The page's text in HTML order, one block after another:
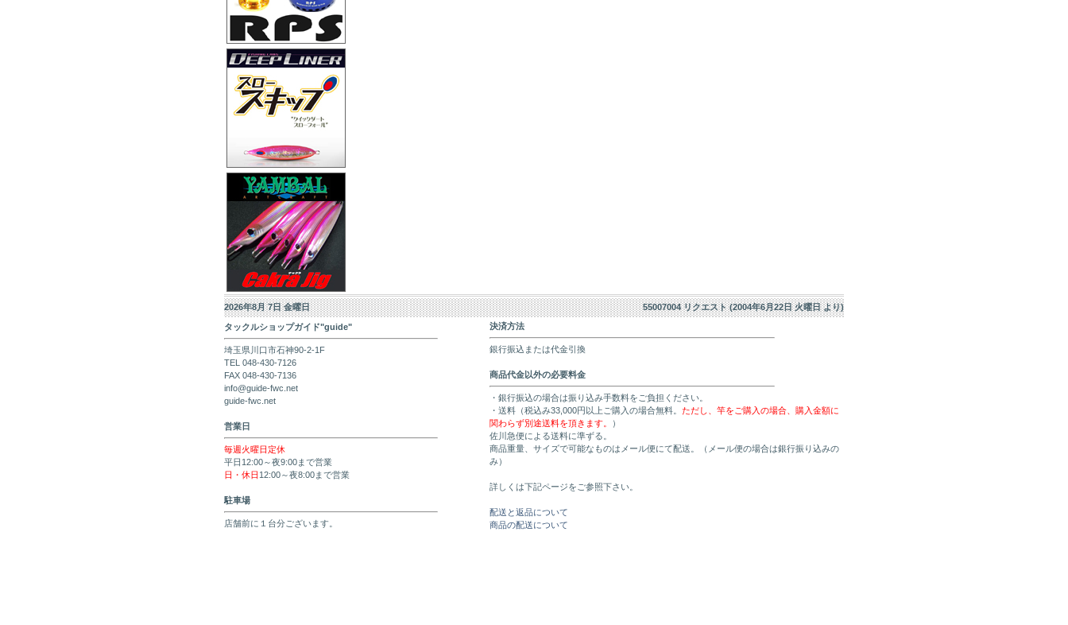
2026年8月 7日 金曜日 55007004 リクエスト (2004年6月22日 火曜日 より)
タックルショップガイド"guide"
埼玉県川口市石神90-2-1F
TEL 048-430-7126
FAX 048-430-7136
info@guide-fwc.net
guide-fwc.net
営業日
毎週火曜日定休
平日12:00～夜9:00まで営業
日・休日 12:00～夜8:00まで営業
駐車場
店舗前に１台分ございます。
決済方法
銀行振込または代金引換
商品代金以外の必要料金
・銀行振込の場合は振り込み手数料をご負担ください。
・送料（税込み33,000円以上ご購入の場合無料。 ただし、竿をご購入の場合、購入金額に
関わらず別途送料を頂きます。
）
佐川急便による送料に準ずる。
商品重量、サイズで可能なものはメール便にて配送。（メール便の場合は銀行振り込みの
み）
詳しくは下記ページをご参照下さい。
配送と返品について
商品の配送について